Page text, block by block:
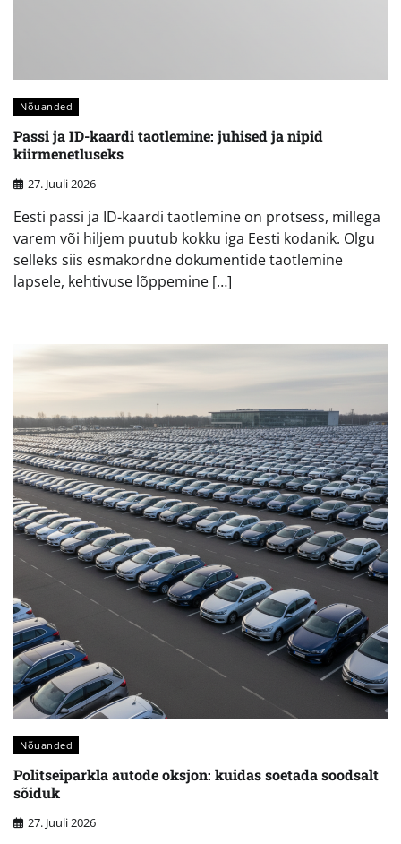
Nõuanded
Passi ja ID-kaardi taotlemine: juhised ja nipid
kiirmenetluseks
27. Juuli 2026
Eesti passi ja ID-kaardi taotlemine on protsess, millega
varem või hiljem puutub kokku iga Eesti kodanik. Olgu
selleks siis esmakordne dokumentide taotlemine
lapsele, kehtivuse lõppemine […]
Nõuanded
Politseiparkla autode oksjon: kuidas soetada soodsalt
sõiduk
27. Juuli 2026